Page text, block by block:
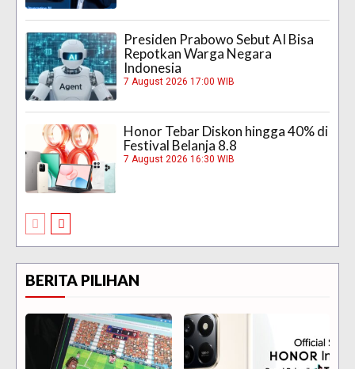
Presiden Prabowo Sebut AI Bisa
Repotkan Warga Negara
Indonesia
7 August 2026 17:00 WIB
Honor Tebar Diskon hingga 40% di
Festival Belanja 8.8
7 August 2026 16:30 WIB
BERITA PILIHAN